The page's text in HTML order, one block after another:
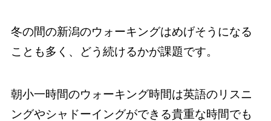
冬の間の新潟のウォーキングはめげそうになる
ことも多く、どう続けるかが課題です。
朝小一時間のウォーキング時間は英語のリスニ
ングやシャドーイングができる貴重な時間でも